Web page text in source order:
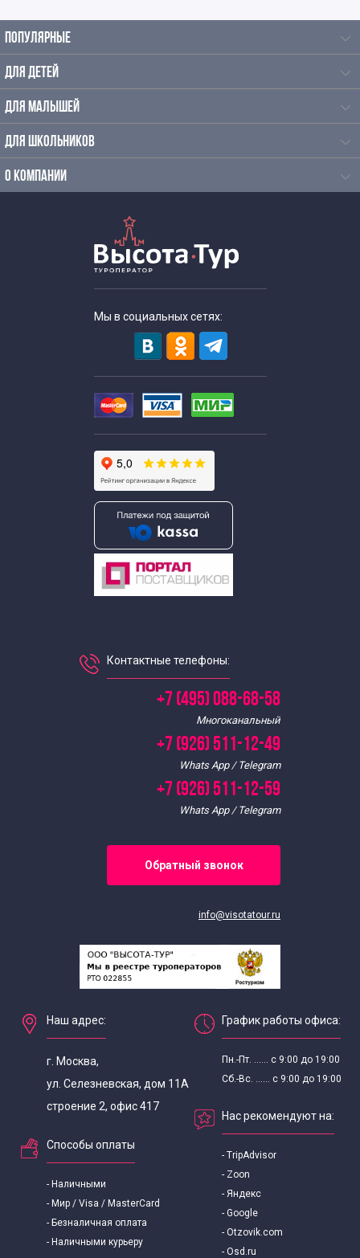
Ночные экскурсии по Москве на автобусе от аэропорта
Экскурсии от аэропорта Домодедово
Автобусные экскурсии по Москве от аэропорта
Экскурсии по Москве с Внуково
Экскурсии по Москве на автобусе от Поклонной горы
Экскурсии от вокзалов
Экскурсии по Москве от Белорусского вокзала
Экскурсии от Киевского вокзала
Экскурсии по Москве от Курского вокзала
Экскурсии от Речного вокзала в Москве
Экскурсии в Москва сити
Панорамные экскурсии по Москве
Экскурсии по месяцам
Экскурсии по Москве в мае
Экскурсии по Москве с экскурсоводом
Экскурсии по смотровым площадкам
VIP экскурсии в Москве
Экскурсии в тюрьму в Москве
Экскурсии в выходные дни
Экскурсии выходного дня с детьми
Экскурсии по высоткам Москвы
ПОПУЛЯРНЫЕ
ДЛЯ ДЕТЕЙ
ДЛЯ МАЛЫШЕЙ
ДЛЯ ШКОЛЬНИКОВ
О КОМПАНИИ
Мы в социальных сетях:
Контактные телефоны:
+7 (495) 088-68-58
Многоканальный
+7 (926) 511-12-49
Whats App / Telegram
+7 (926) 511-12-59
Whats App / Telegram
Обратный звонок
info@visotatour.ru
Наш адрес:
г. Москва,
ул. Селезневская, дом 11А
строение 2, офис 417
Способы оплаты
- Наличными
- Мир / Visa / MasterCard
- Безналичная оплата
- Наличными курьеру
График работы офиса:
Пн.-Пт. ...... с 9:00 до 19:00
Сб.-Вс. ...... с 9:00 до 19:00
Нас рекомендуют на:
- TripAdvisor
- Zoon
- Яндекс
- Google
- Otzovik.com
- Osd.ru